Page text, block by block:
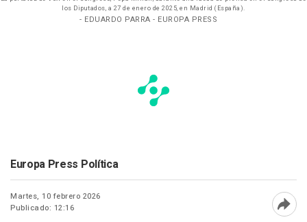
los Diputados, a 27 de enero de 2025, en Madrid (España).
- EDUARDO PARRA - EUROPA PRESS
Europa Press Política
Martes, 10 febrero 2026
Publicado: 12:16